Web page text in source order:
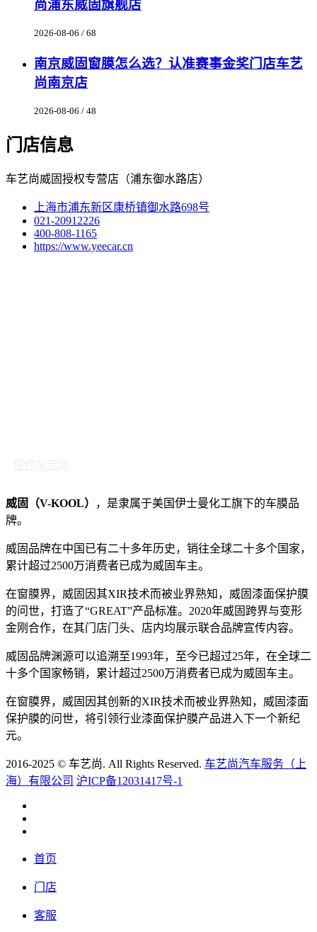
尚浦东威固旗舰店
2026-08-06 / 68
南京威固窗膜怎么选？认准赛事金奖门店车艺
尚南京店
2026-08-06 / 48
门店信息
车艺尚威固授权专营店（浦东御水路店）
上海市浦东新区康桥镇御水路698号
021-20912226
400-808-1165
https://www.yeecar.cn
威固（V-KOOL）
，是隶属于美国伊士曼化工旗下的车膜品
牌。
威固品牌在中国已有二十多年历史，销往全球二十多个国家，
累计超过2500万消费者已成为威固车主。
在窗膜界，威固因其XIR技术而被业界熟知，威固漆面保护膜
的问世，打造了“GREAT”产品标准。2020年威固跨界与变形
金刚合作，在其门店门头、店内均展示联合品牌宣传内容。
威固品牌渊源可以追溯至1993年，至今已超过25年，在全球二
十多个国家畅销，累计超过2500万消费者已成为威固车主。
在窗膜界，威固因其创新的XIR技术而被业界熟知，威固漆面
保护膜的问世，将引领行业漆面保护膜产品进入下一个新纪
元。
2016-2025 © 车艺尚. All Rights Reserved. 车艺尚汽车服务（上
海）有限公司 沪ICP备12031417号-1
首页
门店
客服